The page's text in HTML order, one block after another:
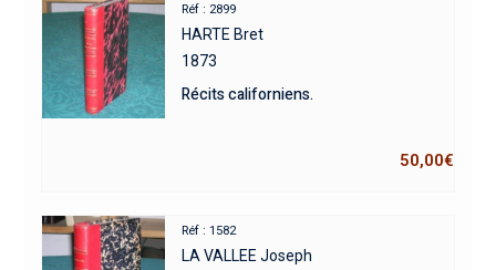
Réf : 2899
HARTE Bret
1873
Récits californiens.
50,00€
Réf : 1582
LA VALLEE Joseph